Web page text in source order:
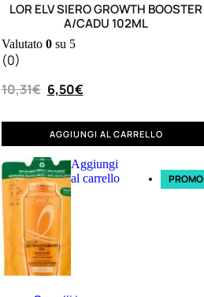
LOR ELV SIERO GROWTH BOOSTER
A/CADU 102ML
Valutato 0su 5
(0)
10,31€ 6,50€
AGGIUNGI AL CARRELLO
Aggiungi
al carrello
PROMO